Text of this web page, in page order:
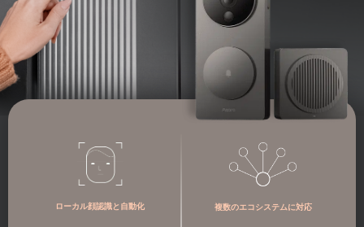
ローカル顔認識と自動化 複数のエコシステムに対応